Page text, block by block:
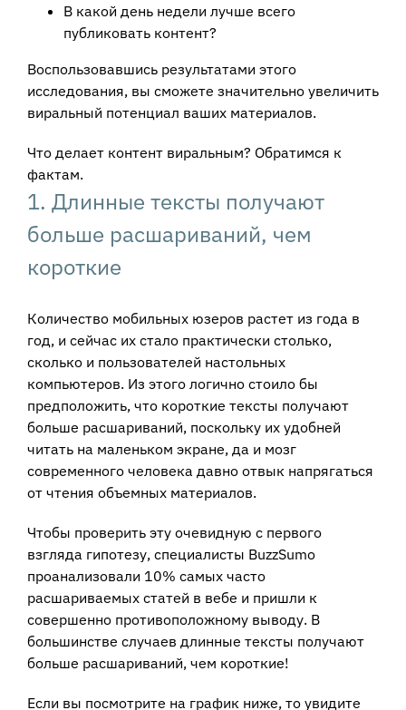
В какой день недели лучше всего
публиковать контент?
Воспользовавшись результатами этого
исследования, вы сможете значительно увеличить
виральный потенциал ваших материалов.
Что делает контент виральным? Обратимся к
фактам.
1. Длинные тексты получают
больше расшариваний, чем
короткие
Количество мобильных юзеров растет из года в
год, и сейчас их стало практически столько,
сколько и пользователей настольных
компьютеров. Из этого логично стоило бы
предположить, что короткие тексты получают
больше расшариваний, поскольку их удобней
читать на маленьком экране, да и мозг
современного человека давно отвык напрягаться
от чтения объемных материалов.
Чтобы проверить эту очевидную с первого
взгляда гипотезу, специалисты BuzzSumo
проанализовали 10% самых часто
расшариваемых статей в вебе и пришли к
совершенно противоположному выводу. В
большинстве случаев длинные тексты получают
больше расшариваний, чем короткие!
Если вы посмотрите на график ниже, то увидите